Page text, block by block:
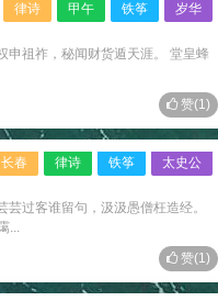
律诗 甲午 铁筝 岁华
申祖祚，秘闻财货遁天涯。 堂皇蜂
赞(1)
长春 律诗 铁筝 太史公
过客谁留句，汲汲愚僧枉造经。
...
赞(1)